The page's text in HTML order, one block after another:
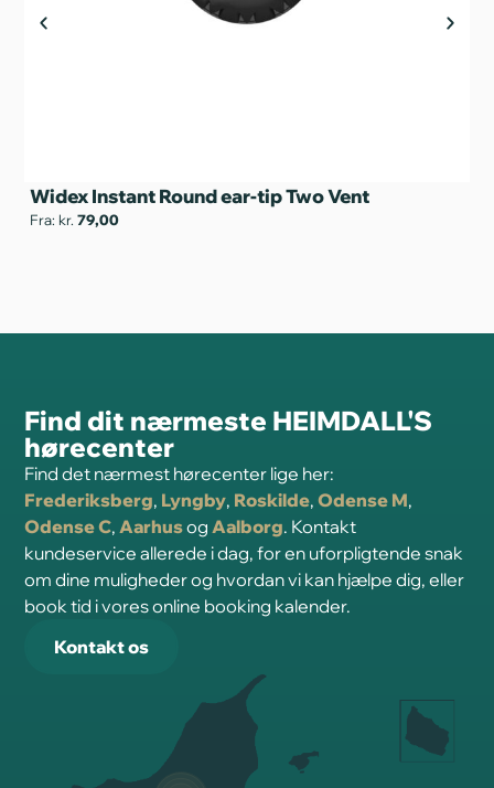
Widex Instant Round ear-tip Two Vent
Fra: kr.79,00
Find dit nærmeste HEIMDALL'S
hørecenter
Find det nærmest hørecenter lige her:
Frederiksberg, Lyngby, Roskilde,Odense M,
Odense C, Aarhusog Aalborg. Kontakt
kundeservice allerede i dag, for en uforpligtende snak
om dine muligheder og hvordan vi kan hjælpe dig, eller
book tid i vores online booking kalender.
Kontakt os